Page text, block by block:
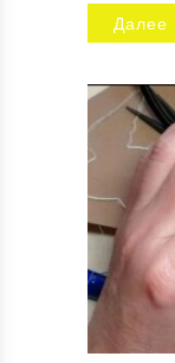
Отправляя
персональных
Далее